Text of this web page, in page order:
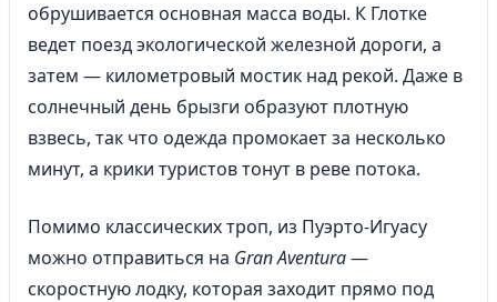
обрушивается основная масса воды. К Глотке
ведет поезд экологической железной дороги, а
затем — километровый мостик над рекой. Даже в
солнечный день брызги образуют плотную
взвесь, так что одежда промокает за несколько
минут, а крики туристов тонут в реве потока.
Помимо классических троп, из Пуэрто-Игуасу
можно отправиться на Gran Aventura—
скоростную лодку, которая заходит прямо под